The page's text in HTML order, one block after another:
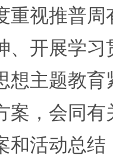
重视推普
、开展学
想主题教
案，会同
和活动总